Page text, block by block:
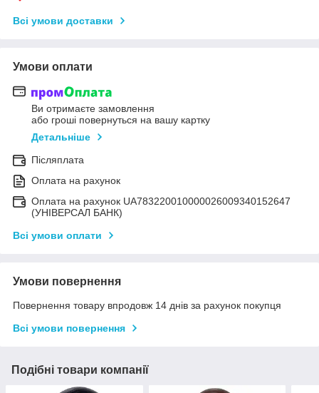
Всі умови доставки
Умови оплати
Ви отримаєте замовлення
або гроші повернуться на вашу картку
Детальніше
Післяплата
Оплата на рахунок
Оплата на рахунок UA783220010000026009340152647
(УНІВЕРСАЛ БАНК)
Всі умови оплати
Умови повернення
Повернення товару впродовж 14 днів за рахунок покупця
Всі умови повернення
Подібні товари компанії